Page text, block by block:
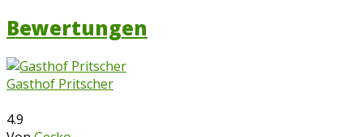
Bewertungen
Gasthof Pritscher
4.9